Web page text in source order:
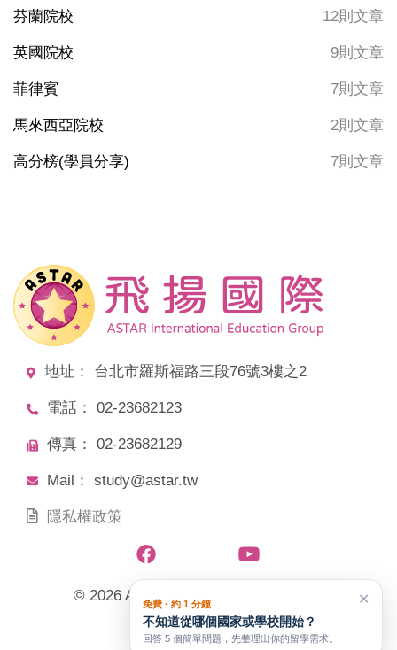
芬蘭院校 12則文章
英國院校 9則文章
菲律賓 7則文章
馬來西亞院校 2則文章
高分榜(學員分享) 7則文章
地址： 台北市羅斯福路三段76號3樓之2
電話： 02-23682123
傳真： 02-23682129
Mail： study@astar.tw
隱私權政策
© 2026 ASTAR飛揚國際教育文化事業
All Rights Reserved.
免費 · 約 1 分鐘
不知道從哪個國家或學校開始？
回答 5 個簡單問題，先整理出你的留學需求。
✕